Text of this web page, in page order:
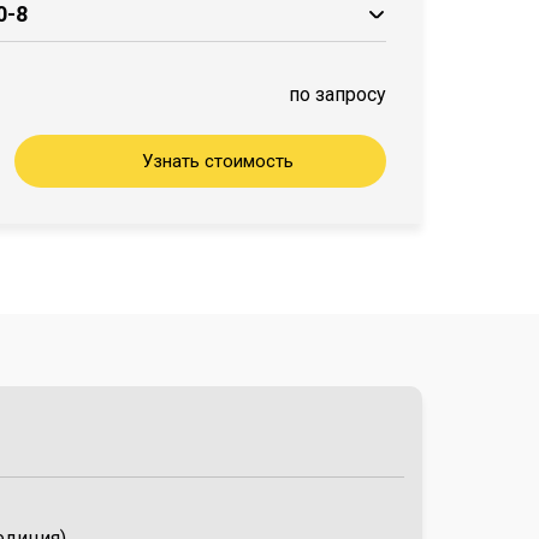
8
может составлять от 22 см
по запросу
Узнать стоимость